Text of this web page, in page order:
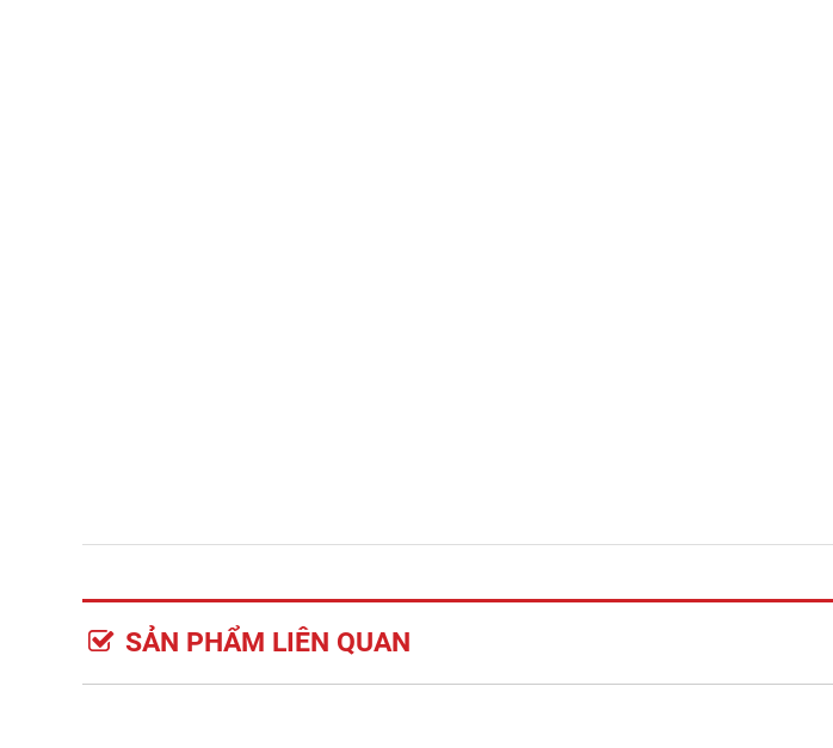
SẢN PHẨM LIÊN QUAN